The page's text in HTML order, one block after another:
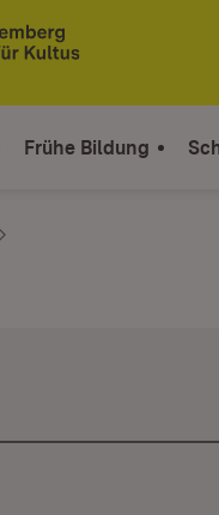
Frühe Bildung